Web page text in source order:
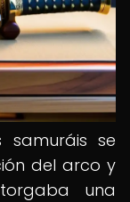
samuráis se
del arco y
una